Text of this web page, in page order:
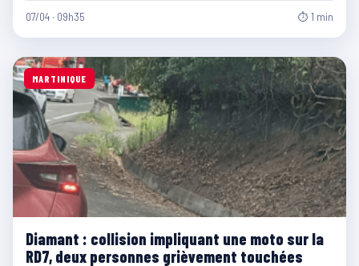
07/04 · 09h35 ⏱ 1 min
MARTINIQUE
Diamant : collision impliquant une moto sur la
RD7, deux personnes grièvement touchées